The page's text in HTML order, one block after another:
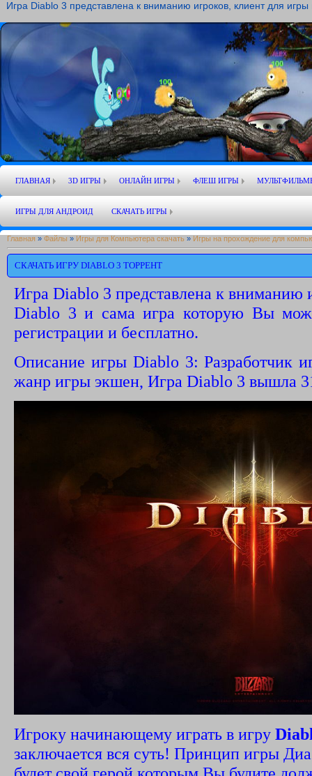
Игра Diablo 3 представлена к вниманию игроков, клиент для
ГЛАВНАЯ 3D ИГРЫ ОНЛАЙН ИГРЫ ФЛЕШ ИГРЫ
ИГРЫ ДЛЯ АНДРОИД СКАЧАТЬ ИГРЫ
Главная » Файлы » Игры для Компьютера скачать » Игры на прохождение для
СКАЧАТЬ ИГРУ DIABLO 3 ТОРРЕНТ
Игра Diablo 3 представлена к вниманию
Diablo 3 и сама игра которую Вы
регистрации и бесплатно.
Описание игры Diablo 3: Разработчик
жанр игры экшен, Игра Diablo 3 вышла
Игроку начинающему играть в игру
заключается вся суть! Принцип игры